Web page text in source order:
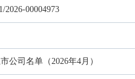
2026-00004973
公司名单（2026年4月）